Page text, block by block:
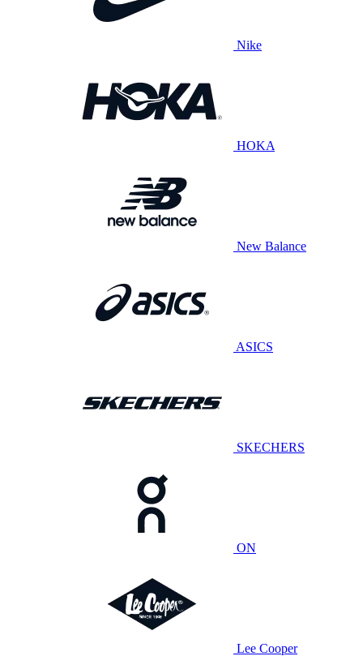
Nike
HOKA
New Balance
ASICS
SKECHERS
ON
Lee Cooper